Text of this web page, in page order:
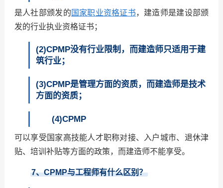
是人社部颁发的 国家职业资格证书，建造师是建设部颁
发的行业执业资格证书；
(2)CPMP没有行业限制，而建造师只适用于建
筑行业；
(3)CPMP是管理方面的资质，而建造师是技术
方面的资质；
(4)CPMP
可以享受国家高技能人才职称对接、入户城市、退休津
贴、培训补贴等方面的政策，而建造师不能享受。
7、CPMP与工程师有什么区别？